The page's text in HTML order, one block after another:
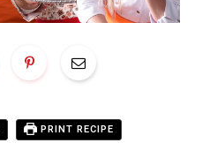
PRINT RECIPE